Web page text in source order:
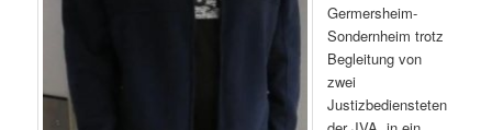
Germersheim-
Sondernheim trotz
Begleitung von
zwei
Justizbediensteten